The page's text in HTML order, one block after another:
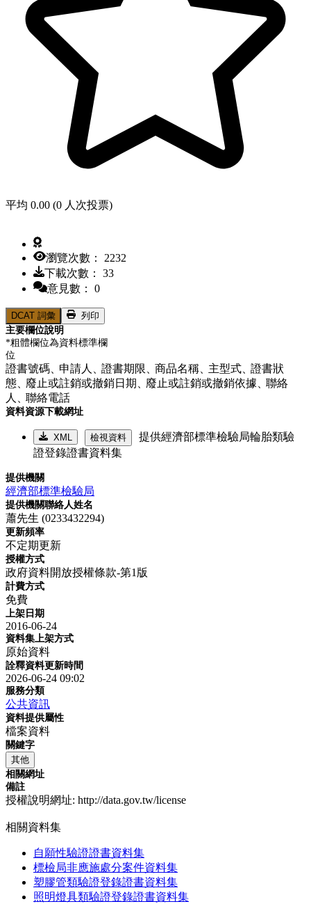
平均 0.00 (0 人次投票)
瀏覽次數： 2232
下載次數： 33
意見數： 0
DCAT 詞彙
列印
主要欄位說明
*粗體欄位為資料標準欄
位
證書號碼、申請人、證書期限、商品名稱、主型式、證書狀
態、廢止或註銷或撤銷日期、廢止或註銷或撤銷依據、聯絡
人、聯絡電話
資料資源下載網址
XML 檢視資料
提供經濟部標準檢驗局輪胎類驗
證登錄證書資料集
提供機關
經濟部標準檢驗局
提供機關聯絡人姓名
蕭先生 (0233432294)
更新頻率
不定期更新
授權方式
政府資料開放授權條款-第1版
計費方式
免費
上架日期
2016-06-24
資料集上架方式
原始資料
詮釋資料更新時間
2026-06-24 09:02
服務分類
公共資訊
資料提供屬性
檔案資料
關鍵字
其他
相關網址
備註
授權說明網址: http://data.gov.tw/license
相關資料集
自願性驗證證書資料集
標檢局非應施處分案件資料集
塑膠管類驗證登錄證書資料集
照明燈具類驗證登錄證書資料集